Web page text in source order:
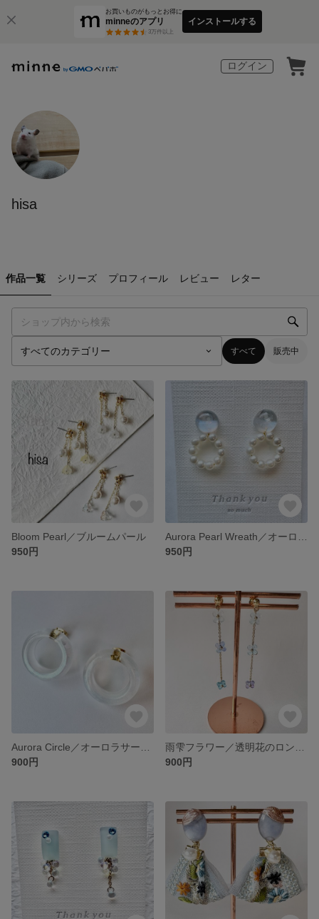
お買いものがもっとお得に
minneのアプリ
3万件以上
インストールする
ログイン
hisa
作品一覧 シリーズ プロフィール レビュー レター
すべて 販売中
Bloom Pearl／ブルームパール
950円
950円
900円
900円